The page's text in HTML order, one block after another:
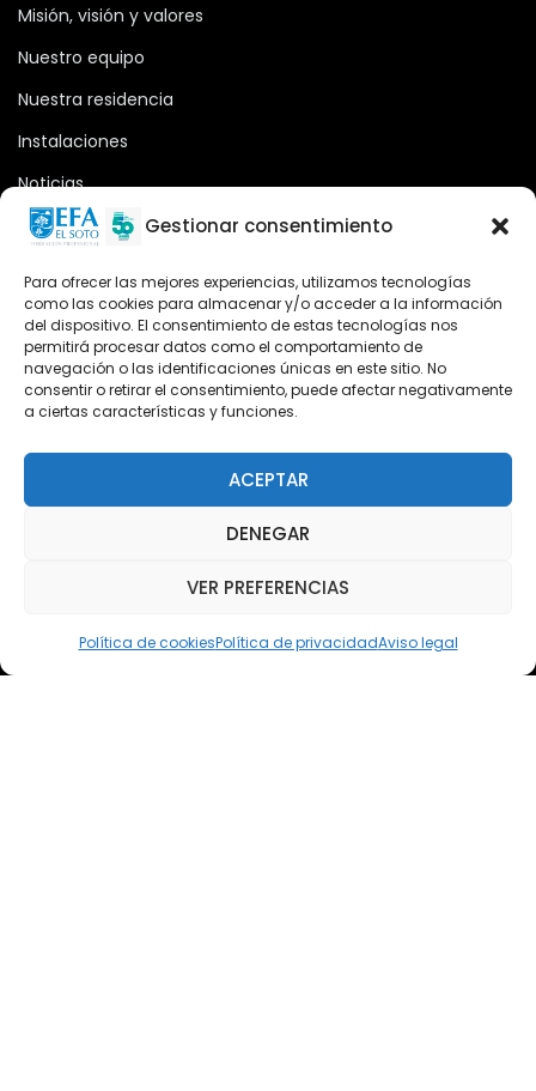
Gestionar consentimiento
Para ofrecer las mejores experiencias, utilizamos tecnologías
como las cookies para almacenar y/o acceder a la información
del dispositivo. El consentimiento de estas tecnologías nos
permitirá procesar datos como el comportamiento de
navegación o las identificaciones únicas en este sitio. No
consentir o retirar el consentimiento, puede afectar negativamente
a ciertas características y funciones.
ACEPTAR
DENEGAR
VER PREFERENCIAS
Política de cookiesPolítica de privacidadAviso legal
Misión, visión y valores
Nuestro equipo
Nuestra residencia
Instalaciones
Noticias
Oferta formativa
Plataforma 2.0
Acceso Cursos UNIR
Teléfono: (+34) 958 455 085
Teléfono: (+34) 618 370 813